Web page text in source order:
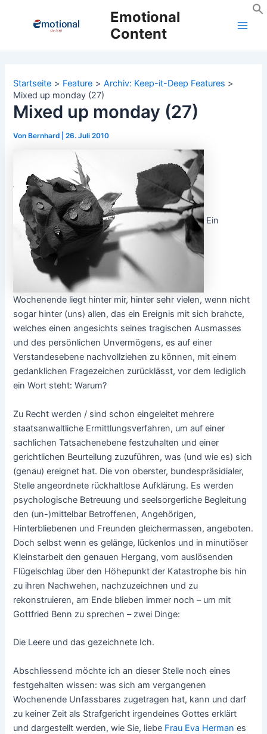
Emotional
Content
Startseite Feature
Archiv: Keep-it-Deep Features
Mixed up monday (27)
Mixed up monday (27)
Von Bernhard |26. Juli 2010
Ein
Wochenende liegt hinter mir, hinter sehr vielen, wenn nicht
sogar hinter (uns) allen, das ein Ereignis mit sich brahcte,
welches einen angesichts seines tragischen Ausmasses
und des persönlichen Unvermögens, es auf einer
Verstandesebene nachvollziehen zu können, mit einem
gedanklichen Fragezeichen zurücklässt, vor dem lediglich
ein Wort steht: Warum?
Zu Recht werden / sind schon eingeleitet mehrere
staatsanwaltliche Ermittlungsverfahren, um auf einer
sachlichen Tatsachenebene festzuhalten und einer
gerichtlichen Beurteilung zuzuführen, was (und wie es) sich
(genau) ereignet hat. Die von oberster, bundespräsidialer,
Stelle angeordnete rückhaltlose Aufklärung. Es werden
psychologische Betreuung und seelsorgerliche Begleitung
den (un-)mittelbar Betroffenen, Angehörigen,
Hinterbliebenen und Freunden gleichermassen, angeboten.
Doch selbst wenn es gelänge, lückenlos und in minutiöser
Kleinstarbeit den genauen Hergang, vom auslösenden
Flügelschlag über den Höhepunkt der Katastrophe bis hin
zu ihren Nachwehen, nachzuzeichnen und zu
rekonstruieren, am Ende blieben immer noch – um mit
Gottfried Benn zu sprechen – zwei Dinge:
Die Leere und das gezeichnete Ich.
Abschliessend möchte ich an dieser Stelle noch eines
festgehalten wissen: was sich am vergangenen
Wochenende Unfassbares zugetragen hat, kann und darf
zu keiner Zeit als Strafgericht irgendeines Gottes erklärt
und dargestellt werden, wie Sie, liebe Frau Eva Herman es